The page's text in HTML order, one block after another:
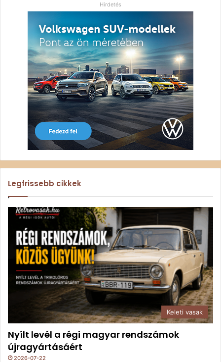
Hirdetés
Legfrissebb cikkek
Keleti vasak
Nyílt levél a régi magyar rendszámok
újragyártásáért
2026-07-22